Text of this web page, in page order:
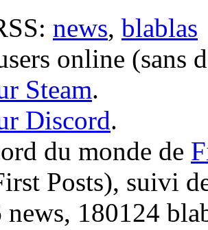
news, blablas
online (sans
Steam.
Discord.
du monde de
Posts), suivi
news, 180124